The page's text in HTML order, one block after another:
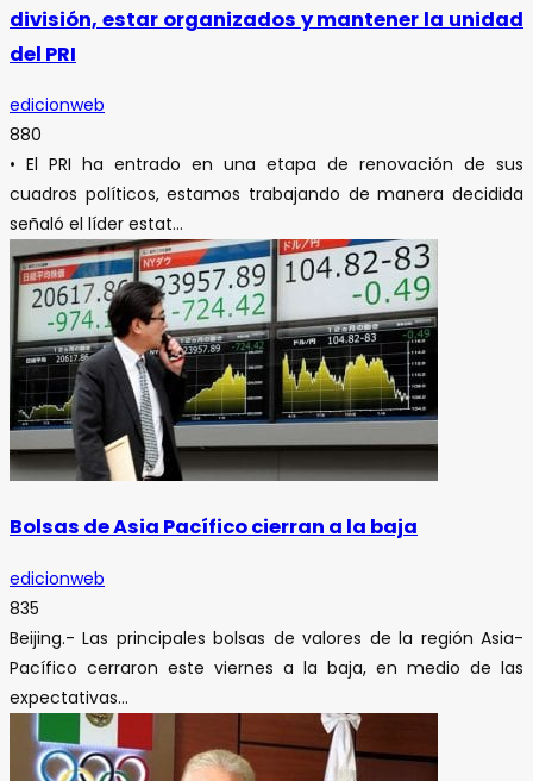
división, estar organizados y mantener la unidad
del PRI
edicionweb
880
• El PRI ha entrado en una etapa de renovación de sus
cuadros políticos, estamos trabajando de manera decidida
señaló el líder estat...
Bolsas de Asia Pacífico cierran a la baja
edicionweb
835
Beijing.- Las principales bolsas de valores de la región Asia-
Pacífico cerraron este viernes a la baja, en medio de las
expectativas...